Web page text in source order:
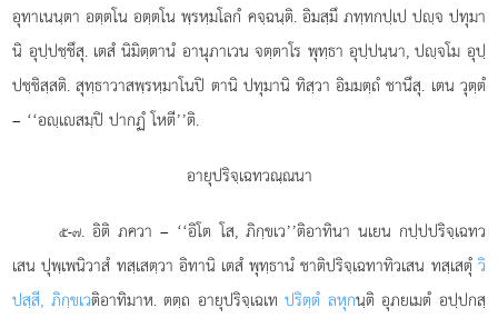
อุทาเนนฺตา อตฺตโน อตฺตโน พฺรหฺมโลกํ คจฺฉนฺติ. อิมสฺมึ ภทฺทกปฺเป ปฺจ ปทุมา
นิ อุปฺปชฺชึสุ. เตสํ นิมิตฺตานํ อานุภาเวน จตฺตาโร พุทฺธา อุปฺปนฺนา, ปฺจโม อุปฺ
ปชฺชิสฺสติ. สุทฺธาวาสพฺรหฺมาโนปิ ตานิ ปทุมานิ ทิสฺวา อิมมตฺถํ ชานึสุ. เตน วุตฺตํ
– ‘‘อฺเสมฺปิ ปากฏํ โหตี’’ติ.
อายุปริจฺเฉทวณฺณนา
๕-๗. อิติภควา – ‘‘อิโต โส, ภิกฺขเว’’ติอาทินา นเยน กปฺปปริจฺเฉทว
เสน ปุพฺเพนิวาสํ ทสฺเสตฺวา อิทานิ เตสํ พุทฺธานํ ชาติปริจฺเฉทาทิวเสน ทสฺเสตุํวิ
ปสฺสี, ภิกฺขเวติอาทิมาห. ตตฺถ อายุปริจฺเฉเทปริตฺตํ ลหุกนฺติ อุภยเมตํ อปฺปกสฺ